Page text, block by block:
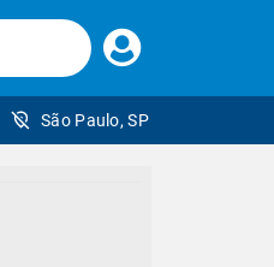
Faça
seu
São Paulo, SP